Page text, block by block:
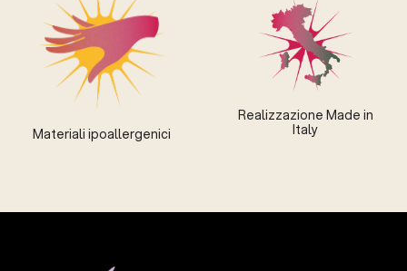
Materiali ipoallergenici
Realizzazione Made in
Italy